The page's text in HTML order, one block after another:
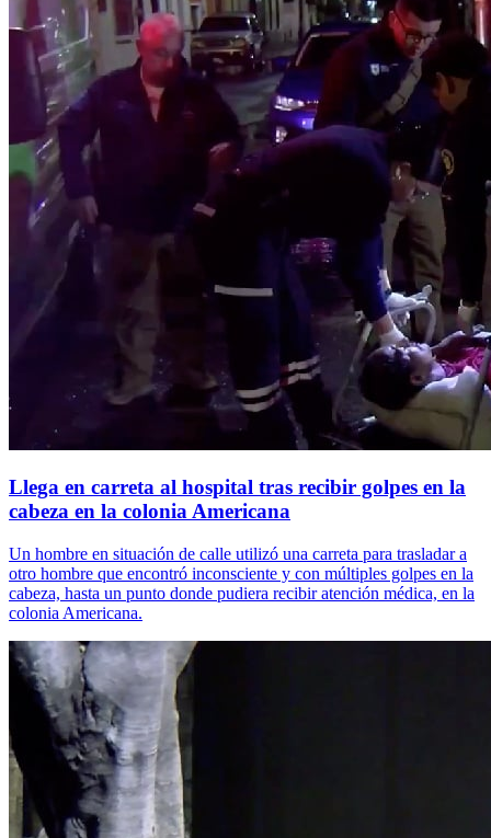
Llega en carreta al hospital tras recibir golpes en la
cabeza en la colonia Americana
Un hombre en situación de calle utilizó una carreta para trasladar a
otro hombre que encontró inconsciente y con múltiples golpes en la
cabeza, hasta un punto donde pudiera recibir atención médica, en la
colonia Americana.